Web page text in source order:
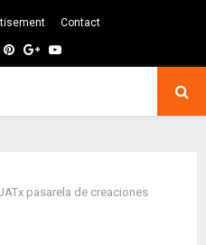
Contact
Pinterest
GoogleYoutube
pasarela de creaciones